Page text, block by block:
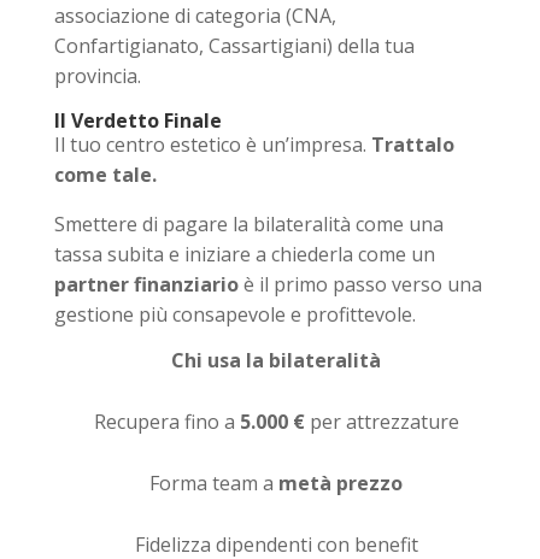
associazione di categoria (CNA,
Confartigianato, Cassartigiani) della tua
provincia.
Il Verdetto Finale
Il tuo centro estetico è un’impresa. Trattalo
come tale.
Smettere di pagare la bilateralità come una
tassa subita e iniziare a chiederla come un
partner finanziarioè il primo passo verso una
gestione più consapevole e profittevole.
Chi usa la bilateralità
Recupera fino a 5.000 €per attrezzature
Forma team a metà prezzo
Fidelizza dipendenti con benefit